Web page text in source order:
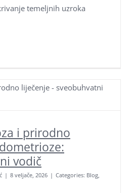
temeljnih uzroka
i prirodno
vodič
| 8 veljače, 2026 | Categories: Blog,